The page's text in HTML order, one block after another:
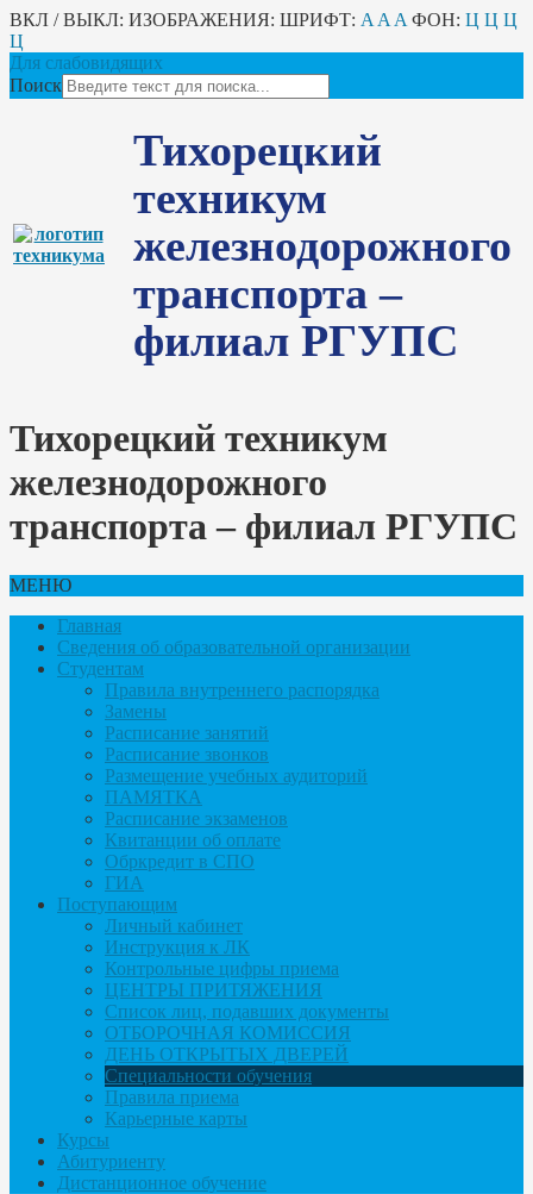
ВКЛ / ВЫКЛ: ИЗОБРАЖЕНИЯ: ШРИФТ: A A A ФОН: Ц Ц Ц
Ц
Для слабовидящих
Поиск
Тихорецкий
техникум
железнодорожного
транспорта –
филиал РГУПС
Тихорецкий техникум
железнодорожного
транспорта – филиал РГУПС
МЕНЮ
Главная
Сведения об образовательной организации
Студентам
Правила внутреннего распорядка
Замены
Расписание занятий
Расписание звонков
Размещение учебных аудиторий
ПАМЯТКА
Расписание экзаменов
Квитанции об оплате
Обркредит в СПО
ГИА
Поступающим
Личный кабинет
Инструкция к ЛК
Контрольные цифры приема
ЦЕНТРЫ ПРИТЯЖЕНИЯ
Список лиц, подавших документы
ОТБОРОЧНАЯ КОМИССИЯ
ДЕНЬ ОТКРЫТЫХ ДВЕРЕЙ
Специальности обучения
Правила приема
Карьерные карты
Курсы
Абитуриенту
Дистанционное обучение